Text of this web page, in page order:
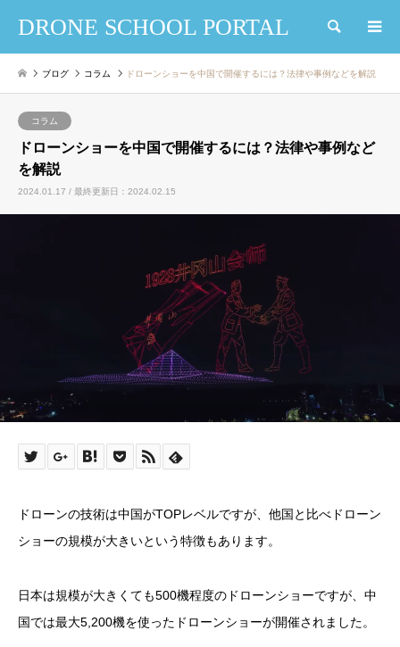
DRONE SCHOOL PORTAL 検索
ブログ コラム ドローンショーを中国で開催するには？法律や事例などを解説
コラム
ドローンショーを中国で開催するには？法律や事例など
を解説
2024.01.17 / 最終更新日：2024.02.15
ドローンの技術は中国がTOPレベルですが、他国と比べドローン
ショーの規模が大きいという特徴もあります。
日本は規模が大きくても500機程度のドローンショーですが、中
国では最大5,200機を使ったドローンショーが開催されました。